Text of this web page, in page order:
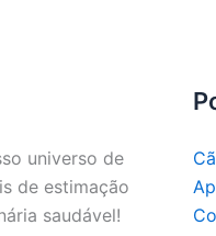
universo de
de estimação
saudável!